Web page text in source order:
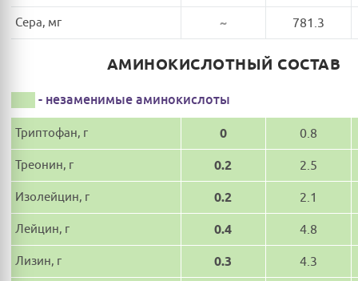
Сера, мг ~ 781.3
АМИНОКИСЛОТНЫЙ СОСТАВ
- незаменимые аминокислоты
Триптофан, г 0 0.8
Треонин, г 0.2 2.5
Изолейцин, г 0.2 2.1
Лейцин, г 0.4 4.8
Лизин, г 0.3 4.3